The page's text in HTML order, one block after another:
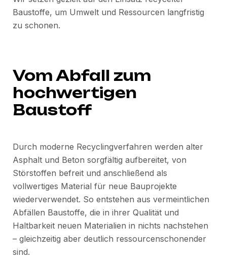
Baustoffe, um Umwelt und Ressourcen langfristig
zu schonen.
Vom Abfall zum
hochwertigen
Baustoff
Durch moderne Recyclingverfahren werden alter
Asphalt und Beton sorgfältig aufbereitet, von
Störstoffen befreit und anschließend als
vollwertiges Material für neue Bauprojekte
wiederverwendet. So entstehen aus vermeintlichen
Abfällen Baustoffe, die in ihrer Qualität und
Haltbarkeit neuen Materialien in nichts nachstehen
– gleichzeitig aber deutlich ressourcenschonender
sind.